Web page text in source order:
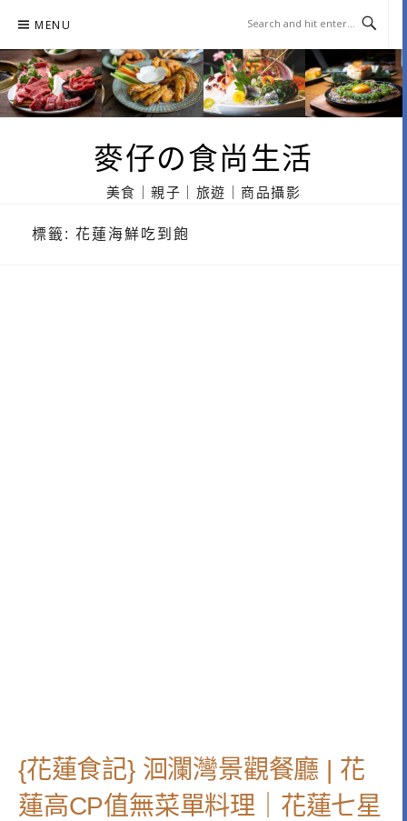
content
MENU
麥仔の食尚生活
美食｜親子｜旅遊｜商品攝影
標籤: 花蓮海鮮吃到飽
{花蓮食記} 洄瀾灣景觀餐廳 | 花
蓮高CP值無菜單料理｜花蓮七星